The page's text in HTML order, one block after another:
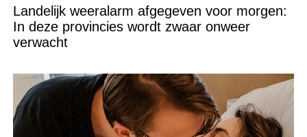
Landelijk weeralarm afgegeven voor morgen:
In deze provincies wordt zwaar onweer
verwacht